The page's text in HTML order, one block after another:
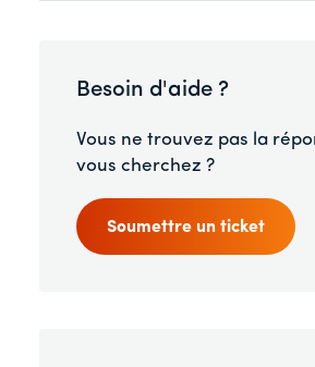
Besoin d'aide ?
Vous ne trouvez pas la
vous cherchez ?
Soumettre un ticket